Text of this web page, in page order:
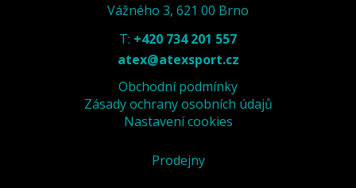
Vážného 3, 621 00 Brno
T: +420 734 201 557
atex@atexsport.cz
Obchodní podmínky
Zásady ochrany osobních údajů
Nastavení cookies
Prodejny